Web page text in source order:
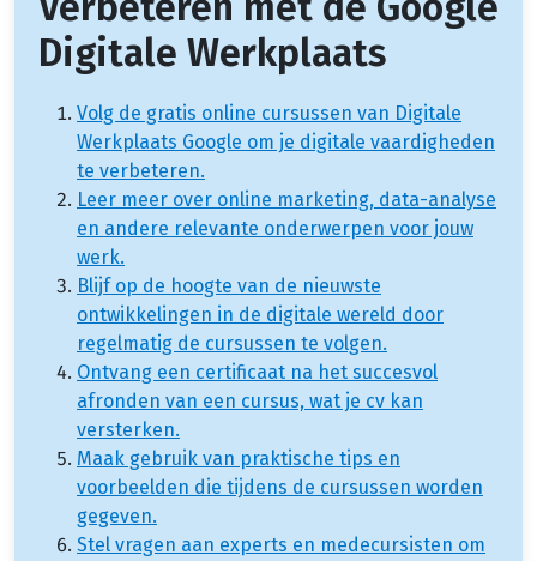
Digitale Werkplaats
Volg de gratis online cursussen van Digitale
Werkplaats Google om je digitale vaardigheden
te verbeteren.
Leer meer over online marketing, data-analyse
en andere relevante onderwerpen voor jouw
werk.
Blijf op de hoogte van de nieuwste
ontwikkelingen in de digitale wereld door
regelmatig de cursussen te volgen.
Ontvang een certificaat na het succesvol
afronden van een cursus, wat je cv kan
versterken.
Maak gebruik van praktische tips en
voorbeelden die tijdens de cursussen worden
gegeven.
Stel vragen aan experts en medecursisten om